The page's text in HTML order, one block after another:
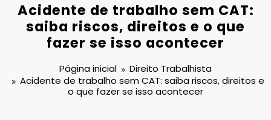
Acidente de trabalho sem CAT:
saiba riscos, direitos e o que
fazer se isso acontecer
Página inicial
Direito Trabalhista
Acidente de trabalho sem CAT: saiba riscos, direitos e
o que fazer se isso acontecer